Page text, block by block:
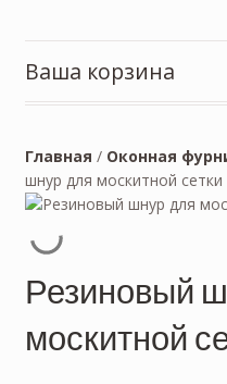
Ваша корзина
Главная / Оконная
шнур для москитной
Резиновый
москитной